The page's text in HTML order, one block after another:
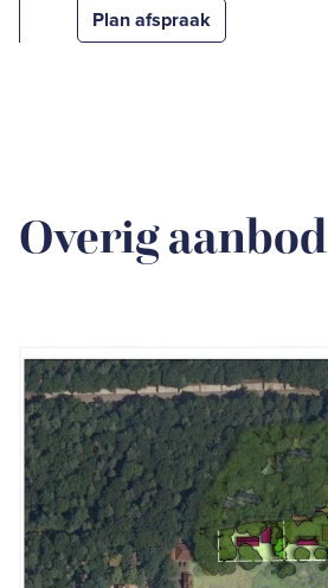
Plan afspraak
Overig aanbod